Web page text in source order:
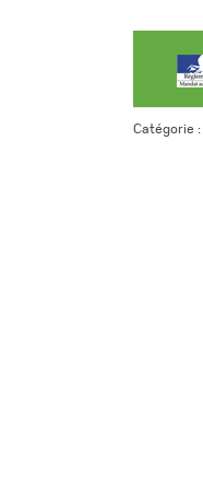
Catégorie :